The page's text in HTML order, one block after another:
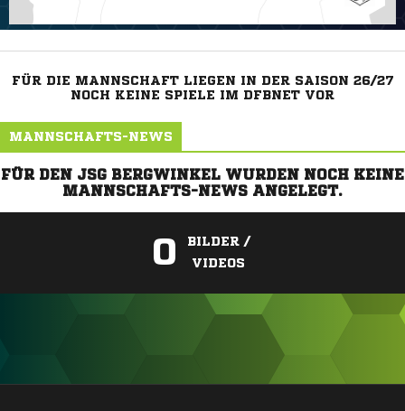
FÜR DIE MANNSCHAFT LIEGEN IN DER SAISON 26/27
NOCH KEINE SPIELE IM DFBNET VOR
MANNSCHAFTS-NEWS
FÜR DEN JSG BERGWINKEL WURDEN NOCH KEINE
MANNSCHAFTS-NEWS ANGELEGT.
0
BILDER /
VIDEOS